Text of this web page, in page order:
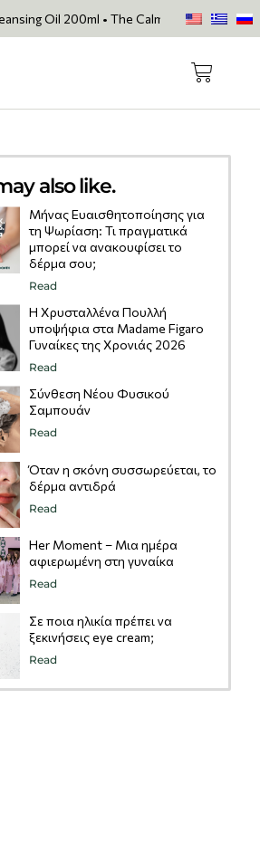
200ml • The Calming Cleansing Gel
also like.
Μήνας Ευαισθητοποίησης για
τη Ψωρίαση: Τι πραγματικά
μπορεί να ανακουφίσει το
δέρμα σου;
Read
Η Χρυσταλλένα Πουλλή
υποψήφια στα Madame Figaro
Γυναίκες της Χρονιάς 2026
Read
Σύνθεση Νέου Φυσικού
Σαμπουάν
Read
Όταν η σκόνη συσσωρεύεται, το
δέρμα αντιδρά
Read
Her Moment – Μια ημέρα
αφιερωμένη στη γυναίκα
Read
Σε ποια ηλικία πρέπει να
ξεκινήσεις eye cream;
Read